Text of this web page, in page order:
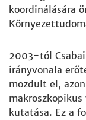
koordinálására
2003-tól
irányvonala
mozdult el,
kutatása. Ez a